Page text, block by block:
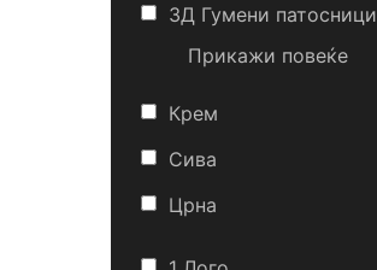
3Д Гумени патосници
Прикажи повеќе
Крем
Сива
Црна